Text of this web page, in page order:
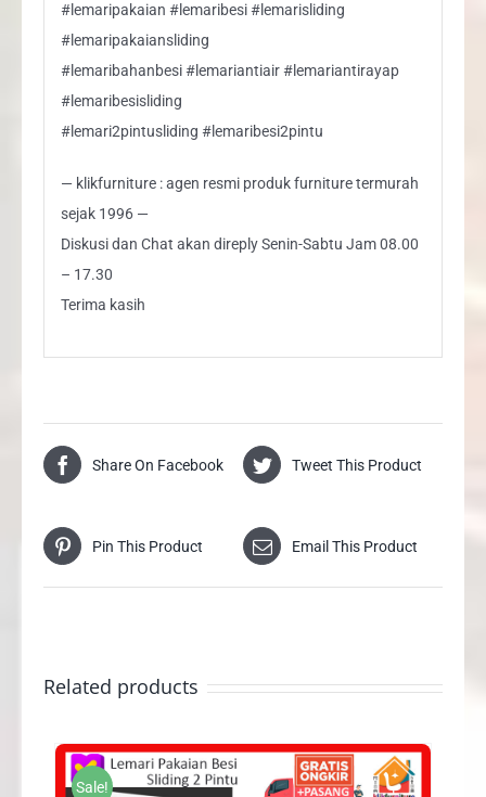
#lemaripakaian #lemaribesi #lemarisliding
#lemaripakaiansliding
#lemaribahanbesi #lemariantiair #lemariantirayap
#lemaribesisliding
#lemari2pintusliding #lemaribesi2pintu
— klikfurniture : agen resmi produk furniture termurah
sejak 1996 —
Diskusi dan Chat akan direply Senin-Sabtu Jam 08.00
– 17.30
Terima kasih
Share On Facebook Tweet This Product
Pin This Product Email This Product
Related products
Sale!